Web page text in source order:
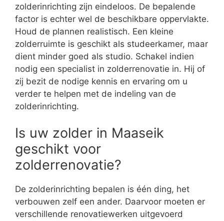
zolderinrichting zijn eindeloos. De bepalende
factor is echter wel de beschikbare oppervlakte.
Houd de plannen realistisch. Een kleine
zolderruimte is geschikt als studeerkamer, maar
dient minder goed als studio. Schakel indien
nodig een specialist in zolderrenovatie in. Hij of
zij bezit de nodige kennis en ervaring om u
verder te helpen met de indeling van de
zolderinrichting.
Is uw zolder in Maaseik
geschikt voor
zolderrenovatie?
De zolderinrichting bepalen is één ding, het
verbouwen zelf een ander. Daarvoor moeten er
verschillende renovatiewerken uitgevoerd